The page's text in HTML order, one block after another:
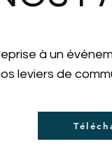
à un
leviers de